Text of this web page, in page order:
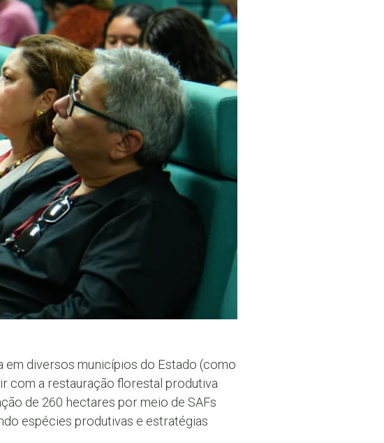
em diversos municípios do Estado (como
com a restauração florestal produtiva
de 260 hectares por meio de SAFs
espécies produtivas e estratégias